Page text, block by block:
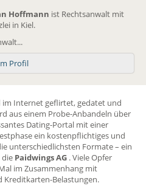
Hoffmann ist Rechtsanwalt mit
in Kiel.
Profil
im Internet geflirtet, gedatet und
aus einem Probe-Anbandeln über
Dating-Portal mit einer
ein kostenpflichtiges und
unterschiedlichsten Formate – ein
die Paidwings AG . Viele Opfer
im Zusammenhang mit
Kreditkarten-Belastungen.